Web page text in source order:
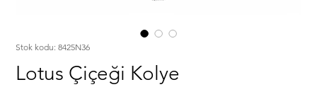
Stok kodu: 8425N36
Lotus Çiçeği Kolye